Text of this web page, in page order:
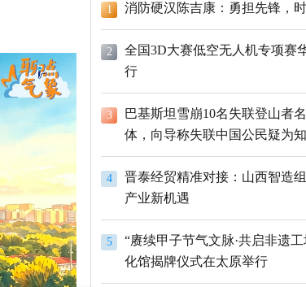
1 消防硬汉陈吉康：勇担先锋，
2
全国3D大赛低空无人机专项赛
行
3
巴基斯坦雪崩10名失联登山者
体，向导称失联中国公民疑为
员：已定位到3个追踪器
4
晋泰经贸精准对接：山西智造
产业新机遇
5
“赓续甲子节气文脉·共启非遗
化馆揭牌仪式在太原举行